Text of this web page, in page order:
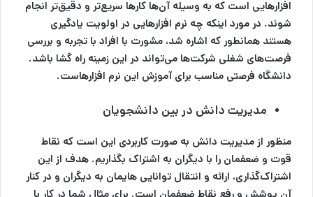
افزارهایی است که به وسیله آن‌ها کارها سریع‌تر و دقیق‌تر انجام
شوند. در مورد اینکه چه نرم افزارهایی در اولویت یادگیری
هستند همانطور که اشاره شد، مشورت با افراد با تجربه و بررسی
فرصت‌های شغلی شرکت‌ها می‌تواند در این زمینه راه گشا باشد.
دانشگاه فرصتی مناسب برای آموزش این نرم افزارهاست.
مدیریت دانش در بین دانشجویان
منظور از مدیریت دانش به صورت کاربردی این است که نقاط
قوت و ضعفمان را با دیگران به اشتراک بگذاریم. هدف از این
اشتراک‌گذاری، ارائه و انتقال توانایی هایمان به دیگران و در کنار